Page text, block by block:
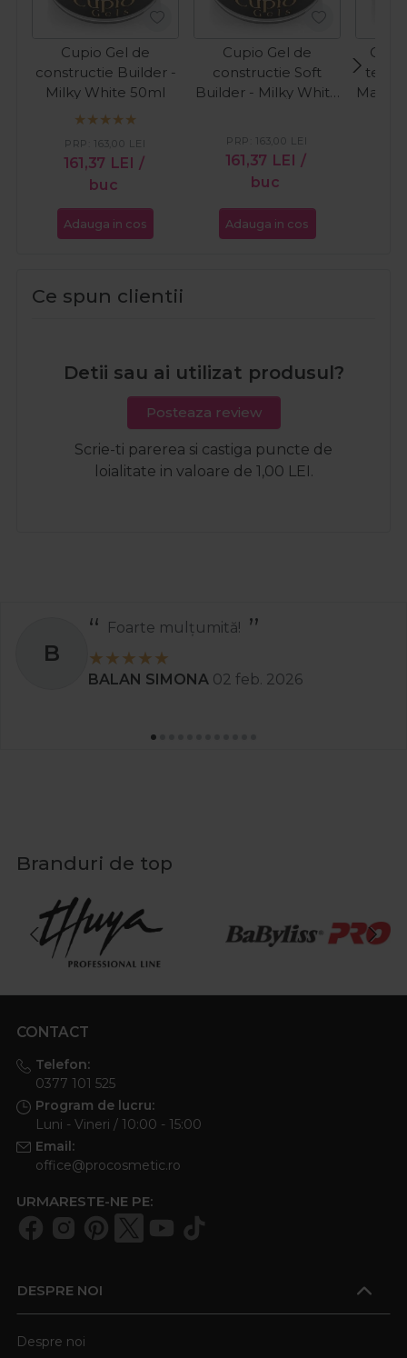
Cupio Gel de
constructie Builder -
Milky White 50ml
161,37 LEI /
buc
PRP: 163,00 LEI
Adauga in cos
Cupio Gel de
constructie Soft
Builder - Milky White
161,37 LEI /
buc
PRP: 163,00 LEI
Adauga in cos
Make-
Ce spun clientii
Detii sau ai utilizat produsul?
Posteaza review
Scrie-ti parerea si castiga puncte de
loialitate in valoare de 1,00 LEI.
B
Foarte mulțumită!
BALAN SIMONA 02 feb. 2026
Branduri de top
CONTACT
Telefon:
0377 101 525
Program de lucru:
Luni - Vineri / 10:00 - 15:00
Email:
office@procosmetic.ro
URMARESTE-NE PE:
DESPRE NOI
Despre noi